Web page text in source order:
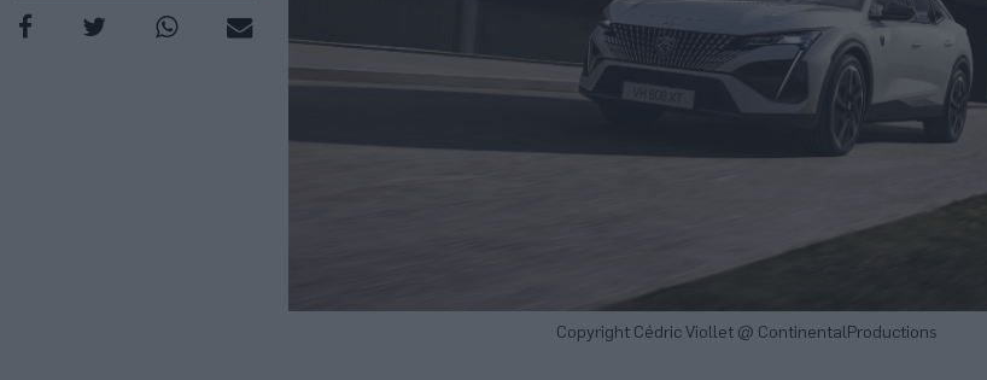
Copyright Cédric Viollet @ ContinentalProductions